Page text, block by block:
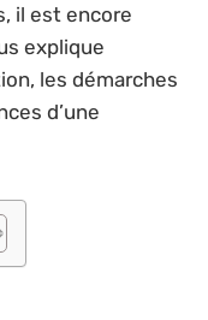
il est encore
explique
les démarches
d’une